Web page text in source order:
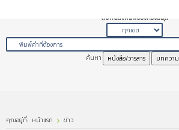
สืบค้นสิ่งพิมพ์ของห้องสมุด
ค้นหา หนังสือ/วารสาร บทความ
คุณอยู่ที่: หน้าแรก ข่าว